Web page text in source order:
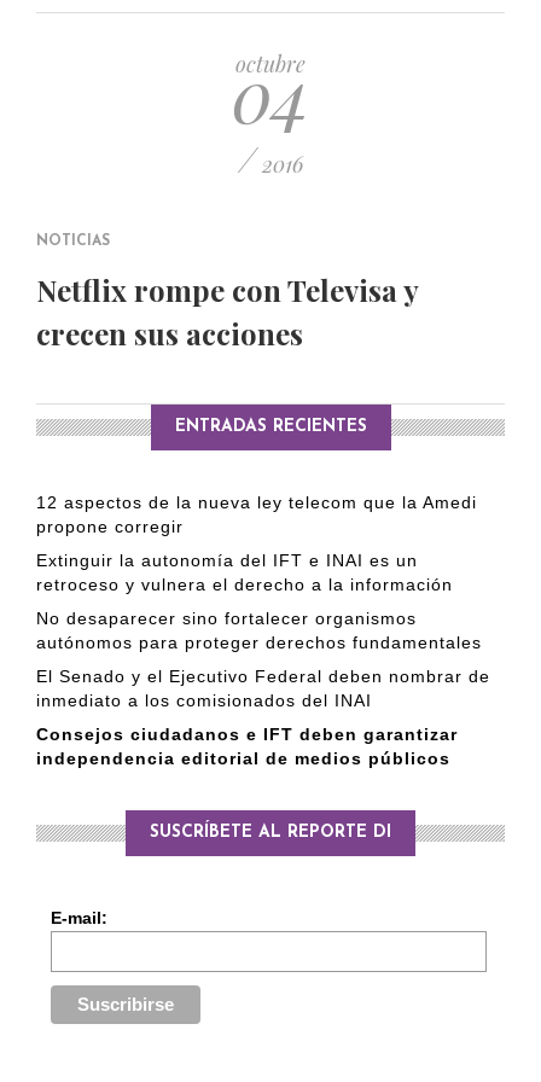
octubre
04
/ 2016
NOTICIAS
Netflix rompe con Televisa y
crecen sus acciones
ENTRADAS RECIENTES
12 aspectos de la nueva ley telecom que la Amedi
propone corregir
Extinguir la autonomía del IFT e INAI es un
retroceso y vulnera el derecho a la información
No desaparecer sino fortalecer organismos
autónomos para proteger derechos fundamentales
El Senado y el Ejecutivo Federal deben nombrar de
inmediato a los comisionados del INAI
Consejos ciudadanos e IFT deben garantizar
independencia editorial de medios públicos
SUSCRÍBETE AL REPORTE DI
E-mail: